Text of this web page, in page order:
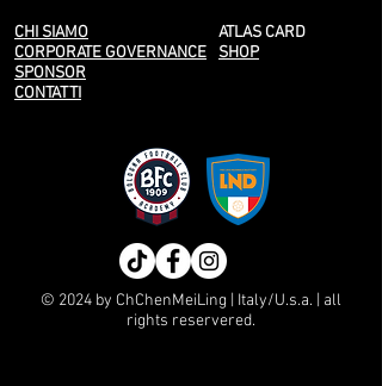
CHI SIAMO
CORPORATE GOVERNANCE
SPONSOR
CONTATTI
ATLAS CARD
SHOP
© 2024 by ChChenMeiLing | Italy/U.s.a. | all
rights reservered.